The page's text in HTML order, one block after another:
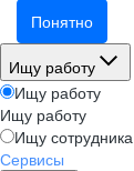
Понятно
Ищу работу
Ищу работу
Ищу работу
Ищу сотрудника
Сервисы